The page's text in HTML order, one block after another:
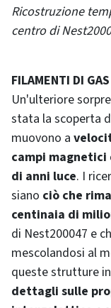
Ricostruzione
centro di
FILAMENTI DI GAS
Un'ulteriore
stata la scoperta
muovono a
campi magnetici
di anni luce. I
siano ciò che
centinaia di
di Nest200047 e
mescolandosi al
queste strutture
dettagli sulle